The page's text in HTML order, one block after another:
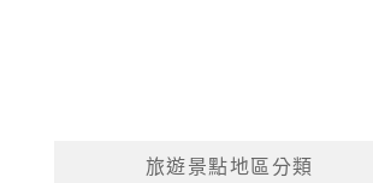
旅遊景點地區分類